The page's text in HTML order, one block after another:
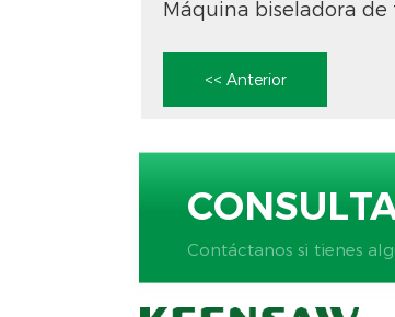
<< Anterior
Contáctanos si tienes